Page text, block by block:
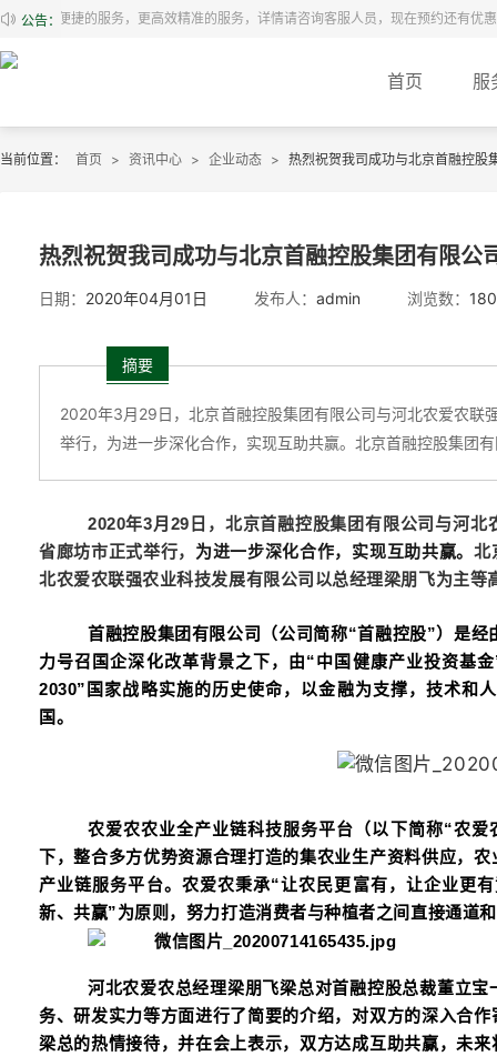
公告：
约，更便捷的服务，更高效精准的服务，详情请咨询客服人员，现在预约还有优
首页 服
当前位置： 首页 > 资讯中心 > 企业动态 > 热烈祝贺我司成功与北京首融控股
热烈祝贺我司成功与北京首融控股集团有限公
日期： 2020年04月01日 发布人： admin 浏览数： 180
2020年3月29日，北京首融控股集团有限公司与河北农爱农联
举行，为进一步深化合作，实现互助共赢。北京首融控股集团
摘要
2020年3月29日，北京首融控股集团有限公司与河
省廊坊市正式举行， 为进一步深化合作，实现互助共赢。 北
北农爱农联强农业科技发展有限公司以总经理梁朋飞为主
首融控股集团有限公司（公司简称“首融控股”）是
力号召国企深化改革背景之下，由“中国健康产业投资基
2030”国家战略实施的历史使命，以金融为支撑，技术和
国
农爱农农业全产业链科技服务平台（以下简称“农
下，整合多方优势资源合理打造的集农业生产资料供应，
产业链服务平台。农爱农秉承“让农民更富有，让企业更
新、共赢”为原则，努力打造消费者与种植者之间直接
河北农爱农总经理梁朋飞梁总对首融控股总裁董立
务、研发实力等方面进行了简要的介绍，对双方的深入合
梁总的热情接待，并在会上表示，双方达成互助共赢，未